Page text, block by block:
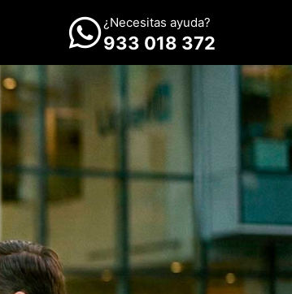
¿Necesitas ayuda?
933 018 372